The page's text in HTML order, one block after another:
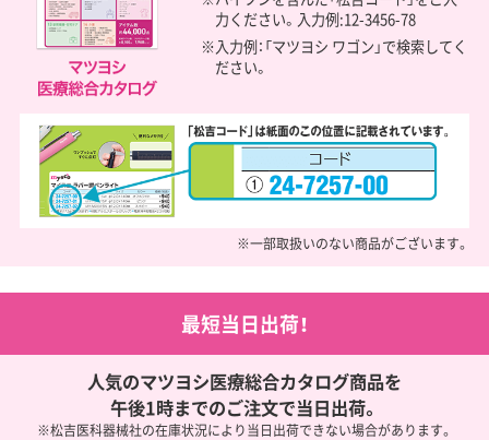
力ください。入力例:12-3456-78
※入力例：「マツヨシ ワゴン」で検索してく
ださい。
※一部取扱いのない商品がございます。
最短当日出荷！
人気のマツヨシ医療総合カタログ商品を
午後1時までのご注文で当日出荷。
※松吉医科器械社の在庫状況により当日出荷できない場合があります。